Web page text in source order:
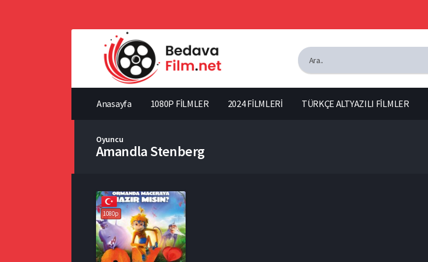
Anasayfa 1080P FİLMLER 2024 FİLMLERİ TÜRKÇE ALTYAZILI FİLMLER
Oyuncu
Amandla Stenberg
1080p